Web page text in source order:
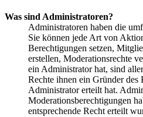
Was sind Administratoren?
Administratoren haben die
Sie können jede Art von
Berechtigungen setzen,
erstellen, Moderationsrechte
ein Administrator hat, sind
Rechte ihnen ein Gründer des
Administrator erteilt hat.
Moderationsberechtigungen
entsprechende Recht erteilt